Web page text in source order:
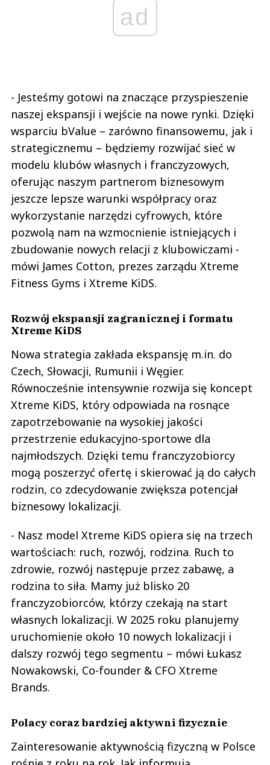
ad
- Jesteśmy gotowi na znaczące przyspieszenie
naszej ekspansji i wejście na nowe rynki. Dzięki
wsparciu bValue – zarówno finansowemu, jak i
strategicznemu – będziemy rozwijać sieć w
modelu klubów własnych i franczyzowych,
oferując naszym partnerom biznesowym
jeszcze lepsze warunki współpracy oraz
wykorzystanie narzędzi cyfrowych, które
pozwolą nam na wzmocnienie istniejących i
zbudowanie nowych relacji z klubowiczami -
mówi James Cotton, prezes zarządu Xtreme
Fitness Gyms i Xtreme KiDS.
Rozwój ekspansji zagranicznej i formatu
Xtreme KiDS
Nowa strategia zakłada ekspansję m.in. do
Czech, Słowacji, Rumunii i Węgier.
Równocześnie intensywnie rozwija się koncept
Xtreme KiDS, który odpowiada na rosnące
zapotrzebowanie na wysokiej jakości
przestrzenie edukacyjno-sportowe dla
najmłodszych. Dzięki temu franczyzobiorcy
mogą poszerzyć ofertę i skierować ją do całych
rodzin, co zdecydowanie zwiększa potencjał
biznesowy lokalizacji.
- Nasz model Xtreme KiDS opiera się na trzech
wartościach: ruch, rozwój, rodzina. Ruch to
zdrowie, rozwój następuje przez zabawę, a
rodzina to siła. Mamy już blisko 20
franczyzobiorców, którzy czekają na start
własnych lokalizacji. W 2025 roku planujemy
uruchomienie około 10 nowych lokalizacji i
dalszy rozwój tego segmentu – mówi Łukasz
Nowakowski, Co-founder & CFO Xtreme
Brands.
Polacy coraz bardziej aktywni fizycznie
Zainteresowanie aktywnością fizyczną w Polsce